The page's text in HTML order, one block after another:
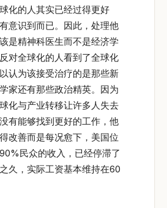
化的人其实已经过得更好
意识到而已。因此，处理他
是精神科医生而不是经济学
对全球化的人看到了全球化
认为该接受治疗的是那些新
家还有那些政治精英。因为
化与产业转移让许多人失去
有能够找到更好的工作，他
改善而是每况愈下，美国位
民众的收入，已经停滞了
久，实际工资基本维持在60